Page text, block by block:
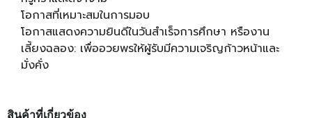
โอกาสที่เหมาะสมในการมอบ
โอกาสแสดงความยินดีในวันสำเร็จการศึกษา หรืองาน
เลี้ยงฉลอง: เพื่ออวยพรให้ผู้รับมีความเจริญก้าวหน้าและ
มั่งคั่ง
สินค้าที่เกี่ยวข้อง